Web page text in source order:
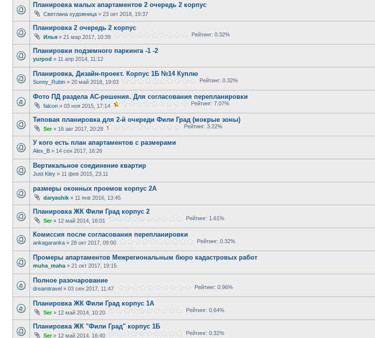
Планировка малых апартаментов 2 очередь 2 корпус
Светлана художница » 23 окт 2018, 19:37
Планировка 2 очередь 2 корпус
Илья » 21 мар 2017, 10:39 Рейтинг: 0.32%
Планировки подземного паркинга -1 -2
yurpod » 11 апр 2014, 11:12
Планировка, Дизайн-проект. Корпус 1Б №14 Куплю
Sunny_Rubin » 20 май 2018, 19:03 Рейтинг: 0.32%
Фото ПД раздела АС-решения. Для согласования перепланировки
falcon » 03 ноя 2015, 17:14 Рейтинг: 7.07%
Типовая планировка для 2-й очереди Фили Град (мокрые зоны)
Ser» 16 авг 2017, 20:28 Рейтинг: 3.22%
У кого есть план апартаментов с размерами
Alex_B » 14 сен 2017, 16:26
Вертикальное соединение квартир
Just Kley » 11 фев 2015, 23:11
размеры оконных проемов корпус 2А
daryashik » 11 янв 2016, 13:45
Планировка ЖК Фили Град корпус 2
Ser» 12 май 2014, 16:01 Рейтинг: 1.61%
Комиссия после согласования перепланировки
ankagaranka » 28 окт 2017, 09:00 Рейтинг: 0.32%
Промеры апартаментов Межрегиональным бюро кадастровых работ
muha_maha » 21 окт 2017, 19:15
Полное разочарование
dreamtravel » 03 сен 2017, 11:47 Рейтинг: 0.96%
Планировка ЖК Фили Град корпус 1А
Ser» 12 май 2014, 10:20 Рейтинг: 0.64%
Планировка ЖК "Фили Град" корпус 1Б
Ser» 12 май 2014, 16:40 Рейтинг: 0.32%